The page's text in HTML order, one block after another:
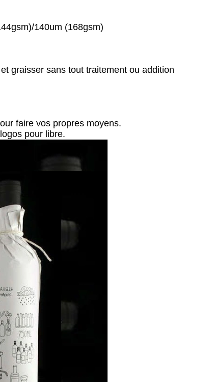
140um (168gsm)
graisser sans tout traitement ou addition
faire vos propres moyens.
pour libre.